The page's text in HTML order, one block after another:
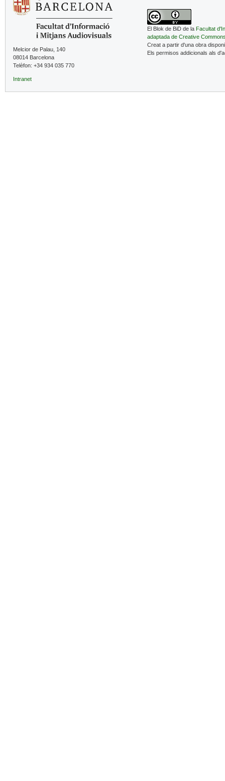
Melcior de Palau, 140
08014 Barcelona
Telèfon: +34 934 035 770
Intranet
El Blok de BiD de la Facultat
adaptada de Creative
Creat a partir d'una obra
Els permisos addicionals als